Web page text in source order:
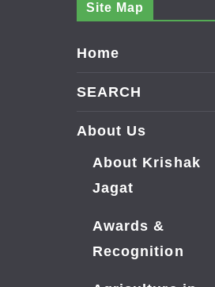
Site Map
Home
SEARCH
About Us
About Krishak
Jagat
Awards &
Recognition